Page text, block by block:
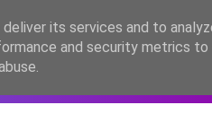
EASC2026
its services and to
and security metrics